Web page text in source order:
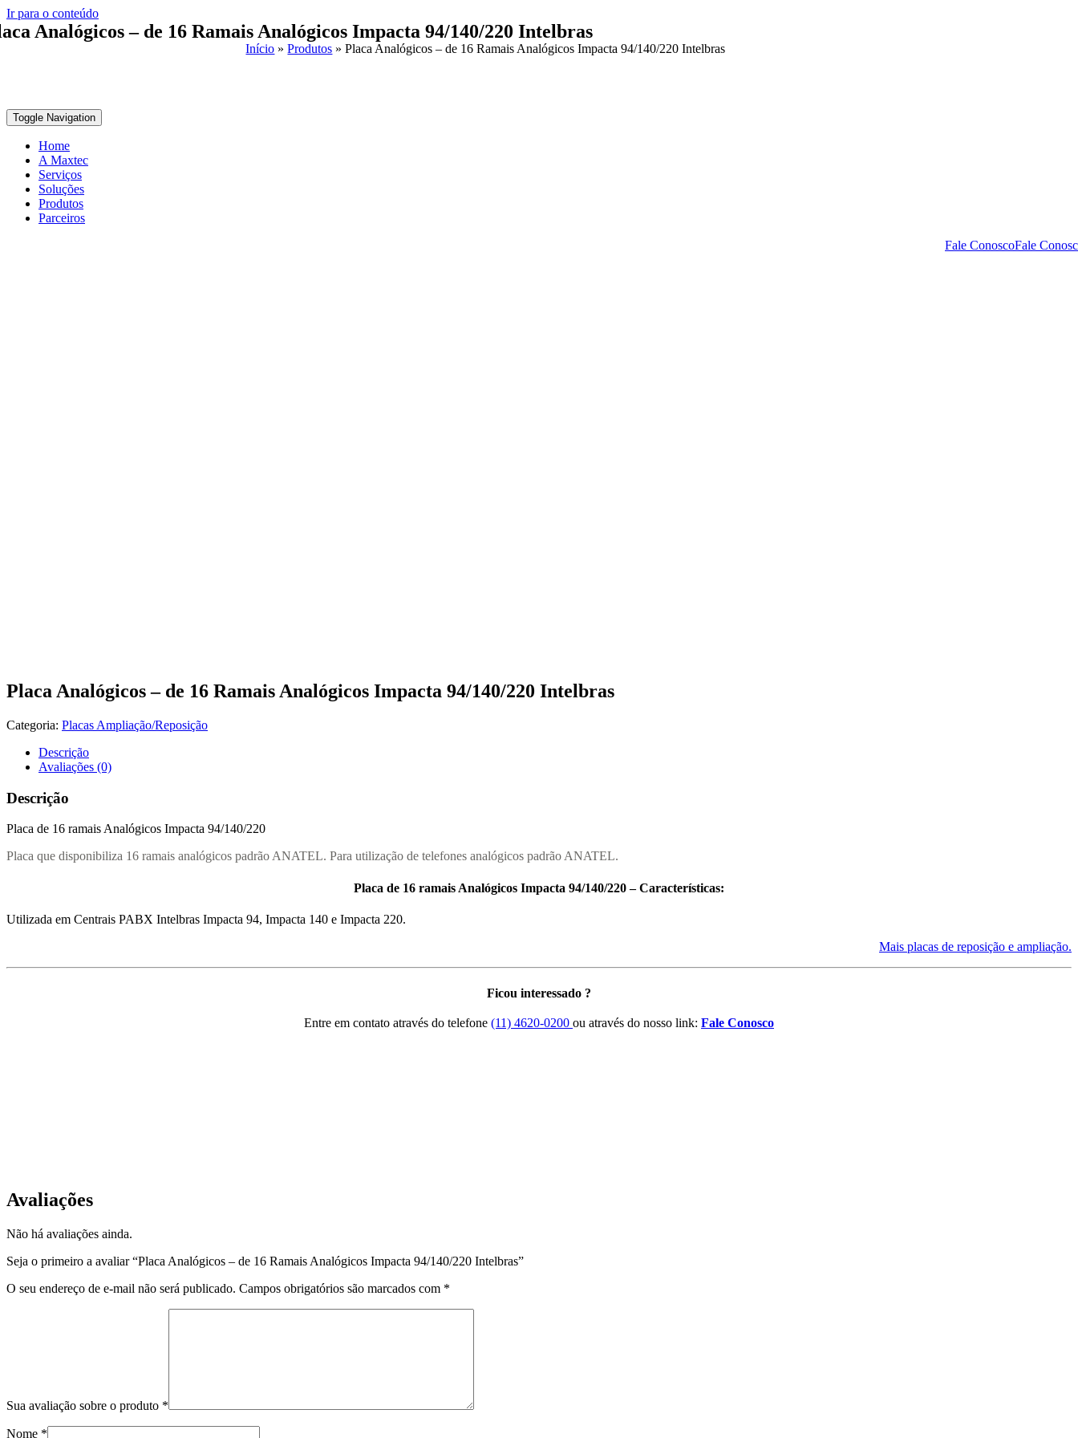
Ir para o conteúdo
Toggle Navigation
Home
A Maxtec
Serviços
Soluções
Produtos
Parceiros
Fale ConoscoFale
Analógicos – de 16 Ramais Analógicos Impacta 94/140/220 Intelbras
Início »Produtos »Placa Analógicos – de 16 Ramais Analógicos Impacta 94/140/220 Intelbras
Placa Analógicos – de 16 Ramais Analógicos Impacta 94/140/220 Intelbras
Categoria: Placas Ampliação/Reposição
Descrição
Avaliações (0)
Descrição
Placa de 16 ramais Analógicos Impacta 94/140/220
Placa que disponibiliza 16 ramais analógicos padrão ANATEL. Para utilização de telefones analógicos padrão ANATEL.
Placa de 16 ramais Analógicos Impacta 94/140/220 – Características:
Utilizada em Centrais PABX Intelbras Impacta 94, Impacta 140 e Impacta 220.
Mais placas de reposição e ampliação.
Ficou interessado ?
Entre em contato através do telefone (11) 4620-0200 ou através do nosso link: Fale Conosco
Avaliações
Não há avaliações ainda.
Seja o primeiro a avaliar “Placa Analógicos – de 16 Ramais Analógicos Impacta 94/140/220 Intelbras”
O seu endereço de e-mail não será publicado. Campos obrigatórios são marcados com *
Sua avaliação sobre o produto *
Nome *